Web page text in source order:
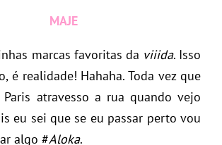
MAJE
marcas favoritas da viiida. Isso
é realidade! Hahaha. Toda vez que
atravesso a rua quando vejo
eu sei que se eu passar perto vou
algo #Aloka.